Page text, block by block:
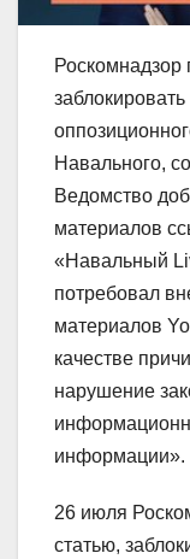
Роскомнадзор
Навального,
Ведомство
материалов
«Навальный
потребовал
материалов
качестве
нарушение
информации».
26 июля
статью,